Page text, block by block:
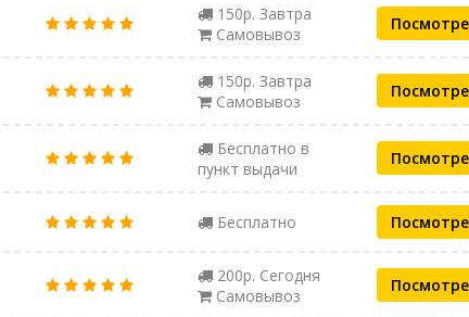
150р. Завтра
Самовывоз
150р. Завтра
Самовывоз
Бесплатно в
пункт выдачи
Бесплатно
200р. Сегодня
Самовывоз